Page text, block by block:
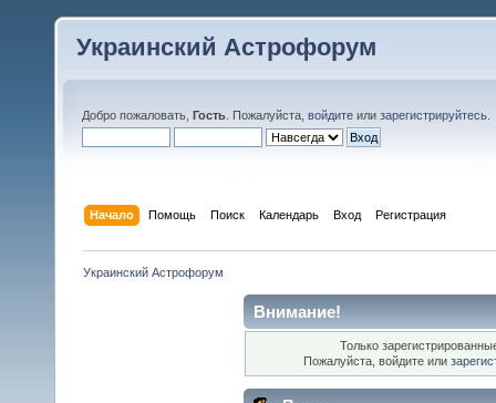
Украинский Астрофорум
Добро пожаловать, Гость . Пожалуйста, войдите или зарегистрируйтесь
Начало Помощь Поиск Календарь Вход Регистрация
Украинский Астрофорум
Внимание!
Только
Пожалуйста, войдите или